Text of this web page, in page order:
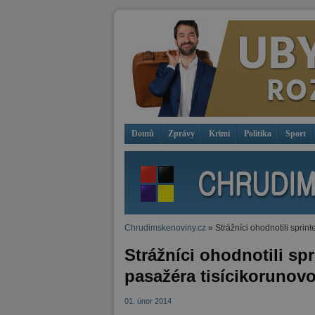
Domů Zprávy Krimi Politika Sport
Chrudimskenoviny.cz » Strážníci ohodnotili
Strážníci ohodnotili
pasažéra
01. únor 2014